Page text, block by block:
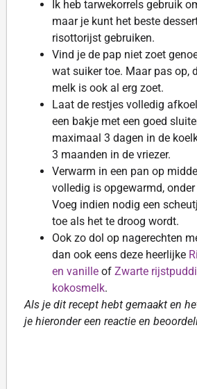
Ik heb tarwekorrels gebruik
maar je kunt het beste
risottorijst gebruiken.
Vind je de pap niet zoet
wat suiker toe. Maar pas op,
melk is ook al erg zoet.
Laat de restjes volledig
een bakje met een goed
maximaal 3 dagen in de
3 maanden in de vriezer.
Verwarm in een pan op
volledig is opgewarmd,
Voeg indien nodig een
toe als het te droog wordt.
Ook zo dol op nagerechten
dan ook eens deze heerlijke
en vanille of Zwarte
kokosmelk.
Als je dit recept hebt gemaakt en
je hieronder een reactie en